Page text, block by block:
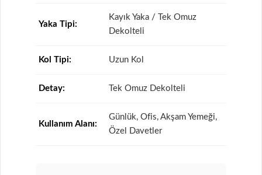
Yaka Tipi:
Kayık Yaka / Tek Omuz
Dekolteli
Kol Tipi: Uzun Kol
Detay: Tek Omuz Dekolteli
Kullanım Alanı:
Günlük, Ofis, Akşam Yemeği,
Özel Davetler